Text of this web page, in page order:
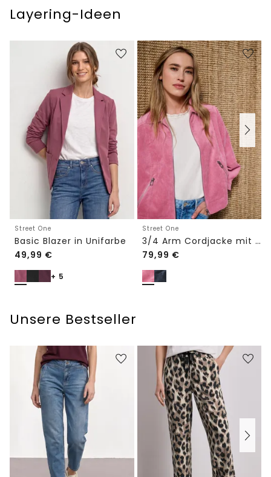
Layering-Ideen
Street One
Basic Blazer in Unifarbe
49,99 €
+ 5
Street One
3/4 Arm Cordjacke mit Hemdkragen
79,99 €
Unsere Bestseller